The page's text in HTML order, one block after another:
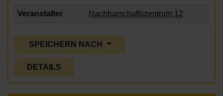
Veranstalter Nachbarschaftszentrum 12
SPEICHERN NACH
DETAILS